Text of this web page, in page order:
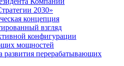
2030»
концепция
взгляд
конфигурации
мощностей
развития перерабатывающих